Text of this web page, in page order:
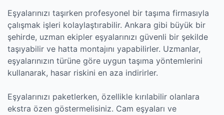
Eşyalarınızı taşırken profesyonel bir taşıma firmasıyla
çalışmak işleri kolaylaştırabilir. Ankara gibi büyük bir
şehirde, uzman ekipler eşyalarınızı güvenli bir şekilde
taşıyabilir ve hatta montajını yapabilirler. Uzmanlar,
eşyalarınızın türüne göre uygun taşıma yöntemlerini
kullanarak, hasar riskini en aza indirirler.
Eşyalarınızı paketlerken, özellikle kırılabilir olanlara
ekstra özen göstermelisiniz. Cam eşyaları ve